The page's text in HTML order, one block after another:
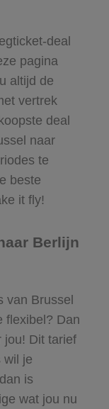
deal
pagina
altijd de
vertrek
deal
naar
te
beste
it fly!
Berlijn
van Brussel
flexibel? Dan
jou! Dit tarief
wil je
is
wat jou nu